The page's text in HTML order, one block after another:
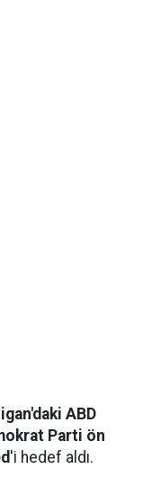
ABD
Parti ön
'i hedef aldı.